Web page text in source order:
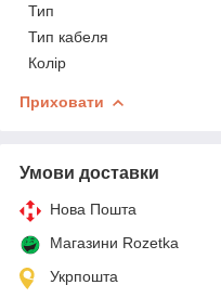
Тип
Тип кабеля
Колір
Приховати
Умови доставки
Нова Пошта
Магазини Rozetka
Укрпошта